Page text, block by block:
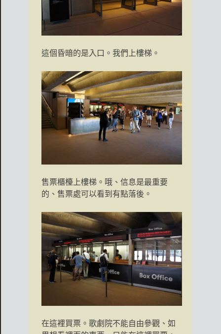
這個昏暗的是入口。我們上樓梯。
售票櫃檯上樓梯。哦、信息是最重要
的、售票處可以看到有點落後。
在這裡買票。歌劇院不能自由參觀、如